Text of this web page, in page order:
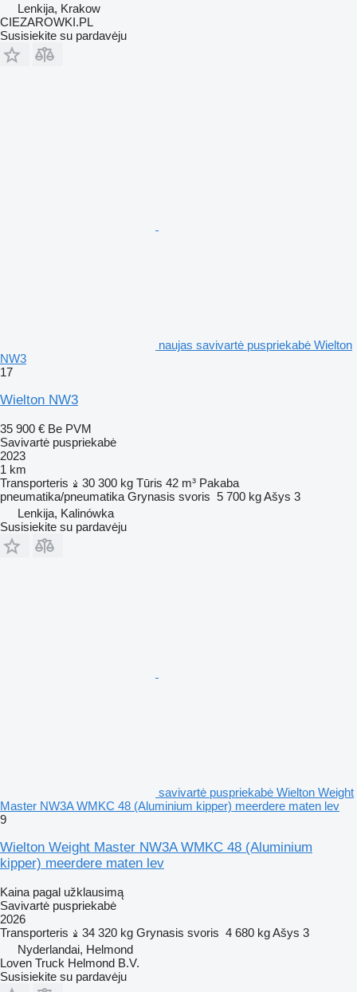
Lenkija, Krakow
CIEZAROWKI.PL
Susisiekite su pardavėju
naujas savivartė puspriekabė Wielton
NW3
17
Wielton NW3
35 900 € Be PVM
Savivartė puspriekabė
2023
1 km
Transporteris
30 300 kg Tūris 42 m³ Pakaba
pneumatika/pneumatika Grynasis svoris 5 700 kgAšys 3
Lenkija, Kalinówka
Susisiekite su pardavėju
savivartė puspriekabė Wielton Weight
Master NW3A WMKC 48 (Aluminium kipper) meerdere maten lev
9
Wielton Weight Master NW3A WMKC 48 (Aluminium
kipper) meerdere maten lev
Kaina pagal užklausimą
Savivartė puspriekabė
2026
Transporteris
34 320 kg Grynasis svoris 4 680 kgAšys 3
Nyderlandai, Helmond
Loven Truck Helmond B.V.
Susisiekite su pardavėju